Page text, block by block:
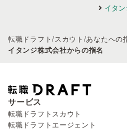
イタ
転職ドラフト/スカウト /あなたへの
イタンジ株式会社からの指名
サービス
転職ドラフトスカウト
転職ドラフトエージェント